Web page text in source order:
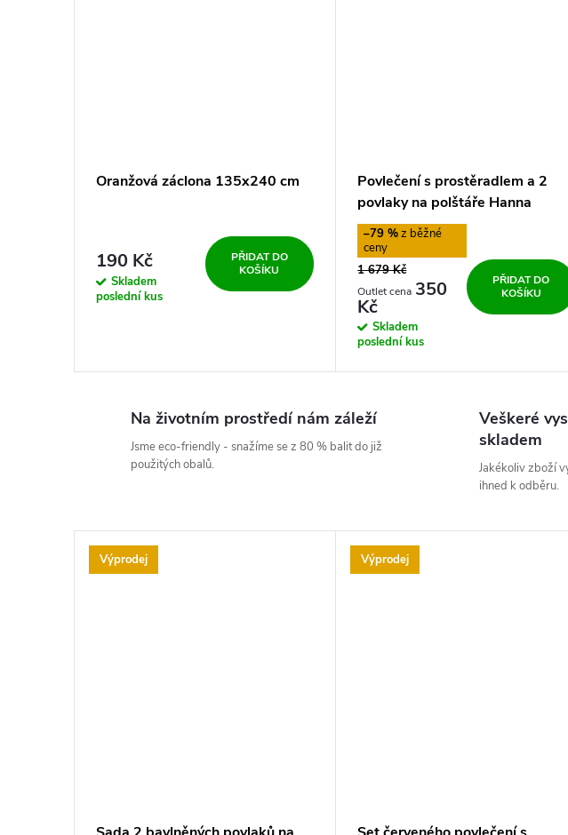
Oranžová záclona 135x240 cm
190 Kč
Skladem
poslední kus
PŘIDAT DO
KOŠÍKU
Povlečení s prostěradlem a 2
povlaky na polštáře Hanna
–79 %
1 679 Kč
350
Kč
Skladem
poslední kus
PŘIDAT DO
KOŠÍKU
Na životním prostředí nám záleží
Jsme eco-friendly - snažíme se z 80 % balit do již
použitých obalů.
Veškeré
skladem
Jakékoliv zboží
ihned k odběru.
Výprodej Výprodej